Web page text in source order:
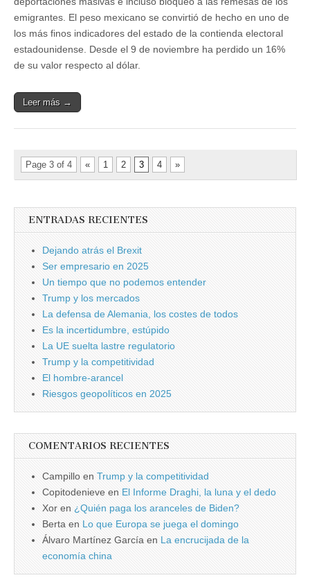
emigrantes. El peso mexicano se convirtió de hecho en uno de
los más finos indicadores del estado de la contienda electoral
estadounidense. Desde el 9 de noviembre ha perdido un 16%
de su valor respecto al dólar.
Leer más →
Page 3 of 4 « 1 2 3 4 »
ENTRADAS RECIENTES
Dejando atrás el Brexit
Ser empresario en 2025
Un tiempo que no podemos entender
Trump y los mercados
La defensa de Alemania, los costes de todos
Es la incertidumbre, estúpido
La UE suelta lastre regulatorio
Trump y la competitividad
El hombre-arancel
Riesgos geopolíticos en 2025
COMENTARIOS RECIENTES
Campillo en Trump y la competitividad
Copitodenieve en El Informe Draghi, la luna y el dedo
Xor en ¿Quién paga los aranceles de Biden?
Berta en Lo que Europa se juega el domingo
Álvaro Martínez García en La encrucijada de la
economía china